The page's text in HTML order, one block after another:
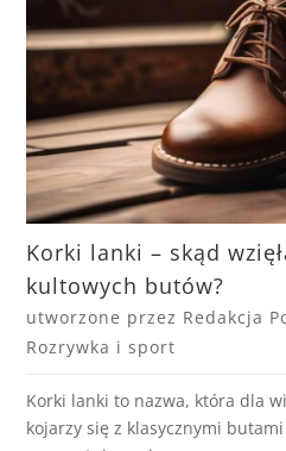
Korki lanki – skąd
kultowych butów?
utworzone przez Redakcja
Rozrywka i sport
Korki lanki to nazwa, która dla
kojarzy się z klasycznymi